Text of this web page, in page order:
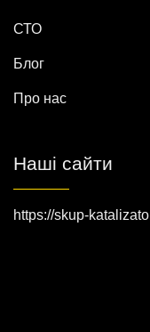
СТО
Блог
Про нас
Наші сайти
https://skup-